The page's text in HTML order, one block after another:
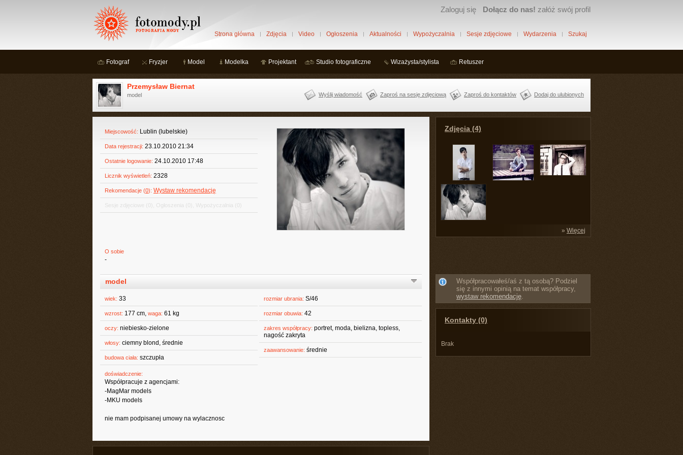
Zaloguj się Dołącz do nas! załóż swój profil
Strona główna Zdjęcia Video Ogłoszenia Aktualności Wypożyczalnia Sesje zdjęciowe Wydarzenia Szukaj
Fotograf Fryzjer Model Modelka Projektant Studio fotograficzne Wizażysta/stylista Retuszer
Przemysław Biernat
model Wyślij wiadomość Zaproś na sesję zdjęciową Zaproś do kontaktów Dodaj do ulubionych
Miejscowość: Lublin (lubelskie)
Data rejestracji: 23.10.2010 21:34
Ostatnie logowanie: 24.10.2010 17:48
Licznik wyświetleń: 2328
Rekomendacje (0): Wystaw rekomendację
Sesje zdjęciowe (0) Ogłoszenia (0) Wypożyczalnia (0)
O sobie
-
model
wiek: 33
wzrost: 177 cm, waga: 61 kg
oczy: niebiesko-zielone
włosy: ciemny blond, średnie
budowa ciała: szczupła
rozmiar ubrania: S/46
rozmiar obuwia: 42
zakres współpracy: portret, moda, bielizna, topless,
nagość zakryta
zaawansowanie: średnie
doświadczenie:
Współpracuje z agencjami:
-MagMar models
-MKU models
nie mam podpisanej umowy na wylacznosc
Zdjęcia (4)
» Więcej
Współpracowałeś/aś z tą osobą? Podziel
się z innymi opinią na temat współpracy,
wystaw rekomendację.
Kontakty (0)
Brak